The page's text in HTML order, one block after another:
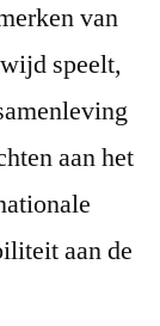
van
speelt,
aan het
aan de